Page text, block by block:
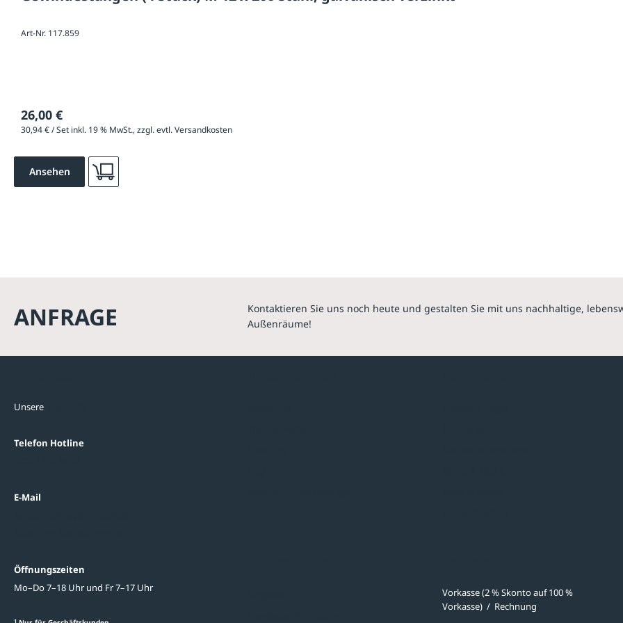
Art-Nr. 117.859
26,00 €
30,94 € / Set inkl. 19 % MwSt., zzgl. evtl. Versandkosten
Ansehen
ANFRAGE
Kontaktieren Sie uns noch heute und gestalten Sie mit uns nachhaltige,
Außenräume!
Unsere
Telefon Hotline
E-Mail
Öffnungszeiten
Mo–Do 7–18 Uhr und Fr 7–17 Uhr
1
Vorkasse (2 % Skonto auf 100 %
Vorkasse) / Rechnung